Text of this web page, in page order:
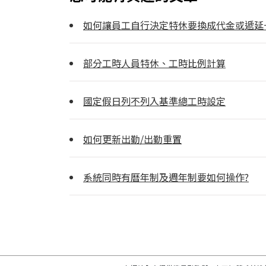
如何讓員工自行決定特休要換成代金或遞延
部分工時人員特休、工時比例計算
國定假日列不列入基準總工時設定
如何更新出勤/出勤重置
系統同時有曆年制及週年制要如何操作?